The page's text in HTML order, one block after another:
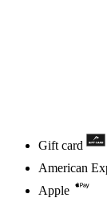
Gift card
American
Apple